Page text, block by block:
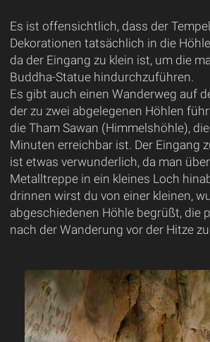
Es ist offensichtlich, dass der
Dekorationen tatsächlich in die
da der Eingang zu klein ist, um die
Buddha-Statue hindurchzuführen.
Es gibt auch einen Wanderweg auf
der zu zwei abgelegenen Höhlen
die Tham Sawan (Himmelshöhle),
Minuten erreichbar ist. Der Eingang
ist etwas verwunderlich, da man
Metalltreppe in ein kleines Loch
drinnen wirst du von einer kleinen,
abgeschiedenen Höhle begrüßt, die
nach der Wanderung vor der Hitze